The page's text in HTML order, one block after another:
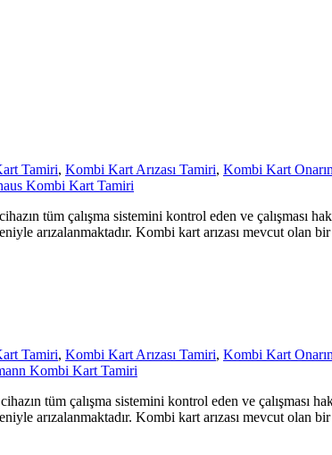
Tamiri, Kombi Kart Arızası Tamiri, Kombi Kart
Kombi Kart Tamiri
tüm çalışma sistemini kontrol eden ve çalışması
arızalanmaktadır. Kombi kart arızası mevcut olan
Tamiri, Kombi Kart Arızası Tamiri, Kombi Kart
Kombi Kart Tamiri
tüm çalışma sistemini kontrol eden ve çalışması
arızalanmaktadır. Kombi kart arızası mevcut olan